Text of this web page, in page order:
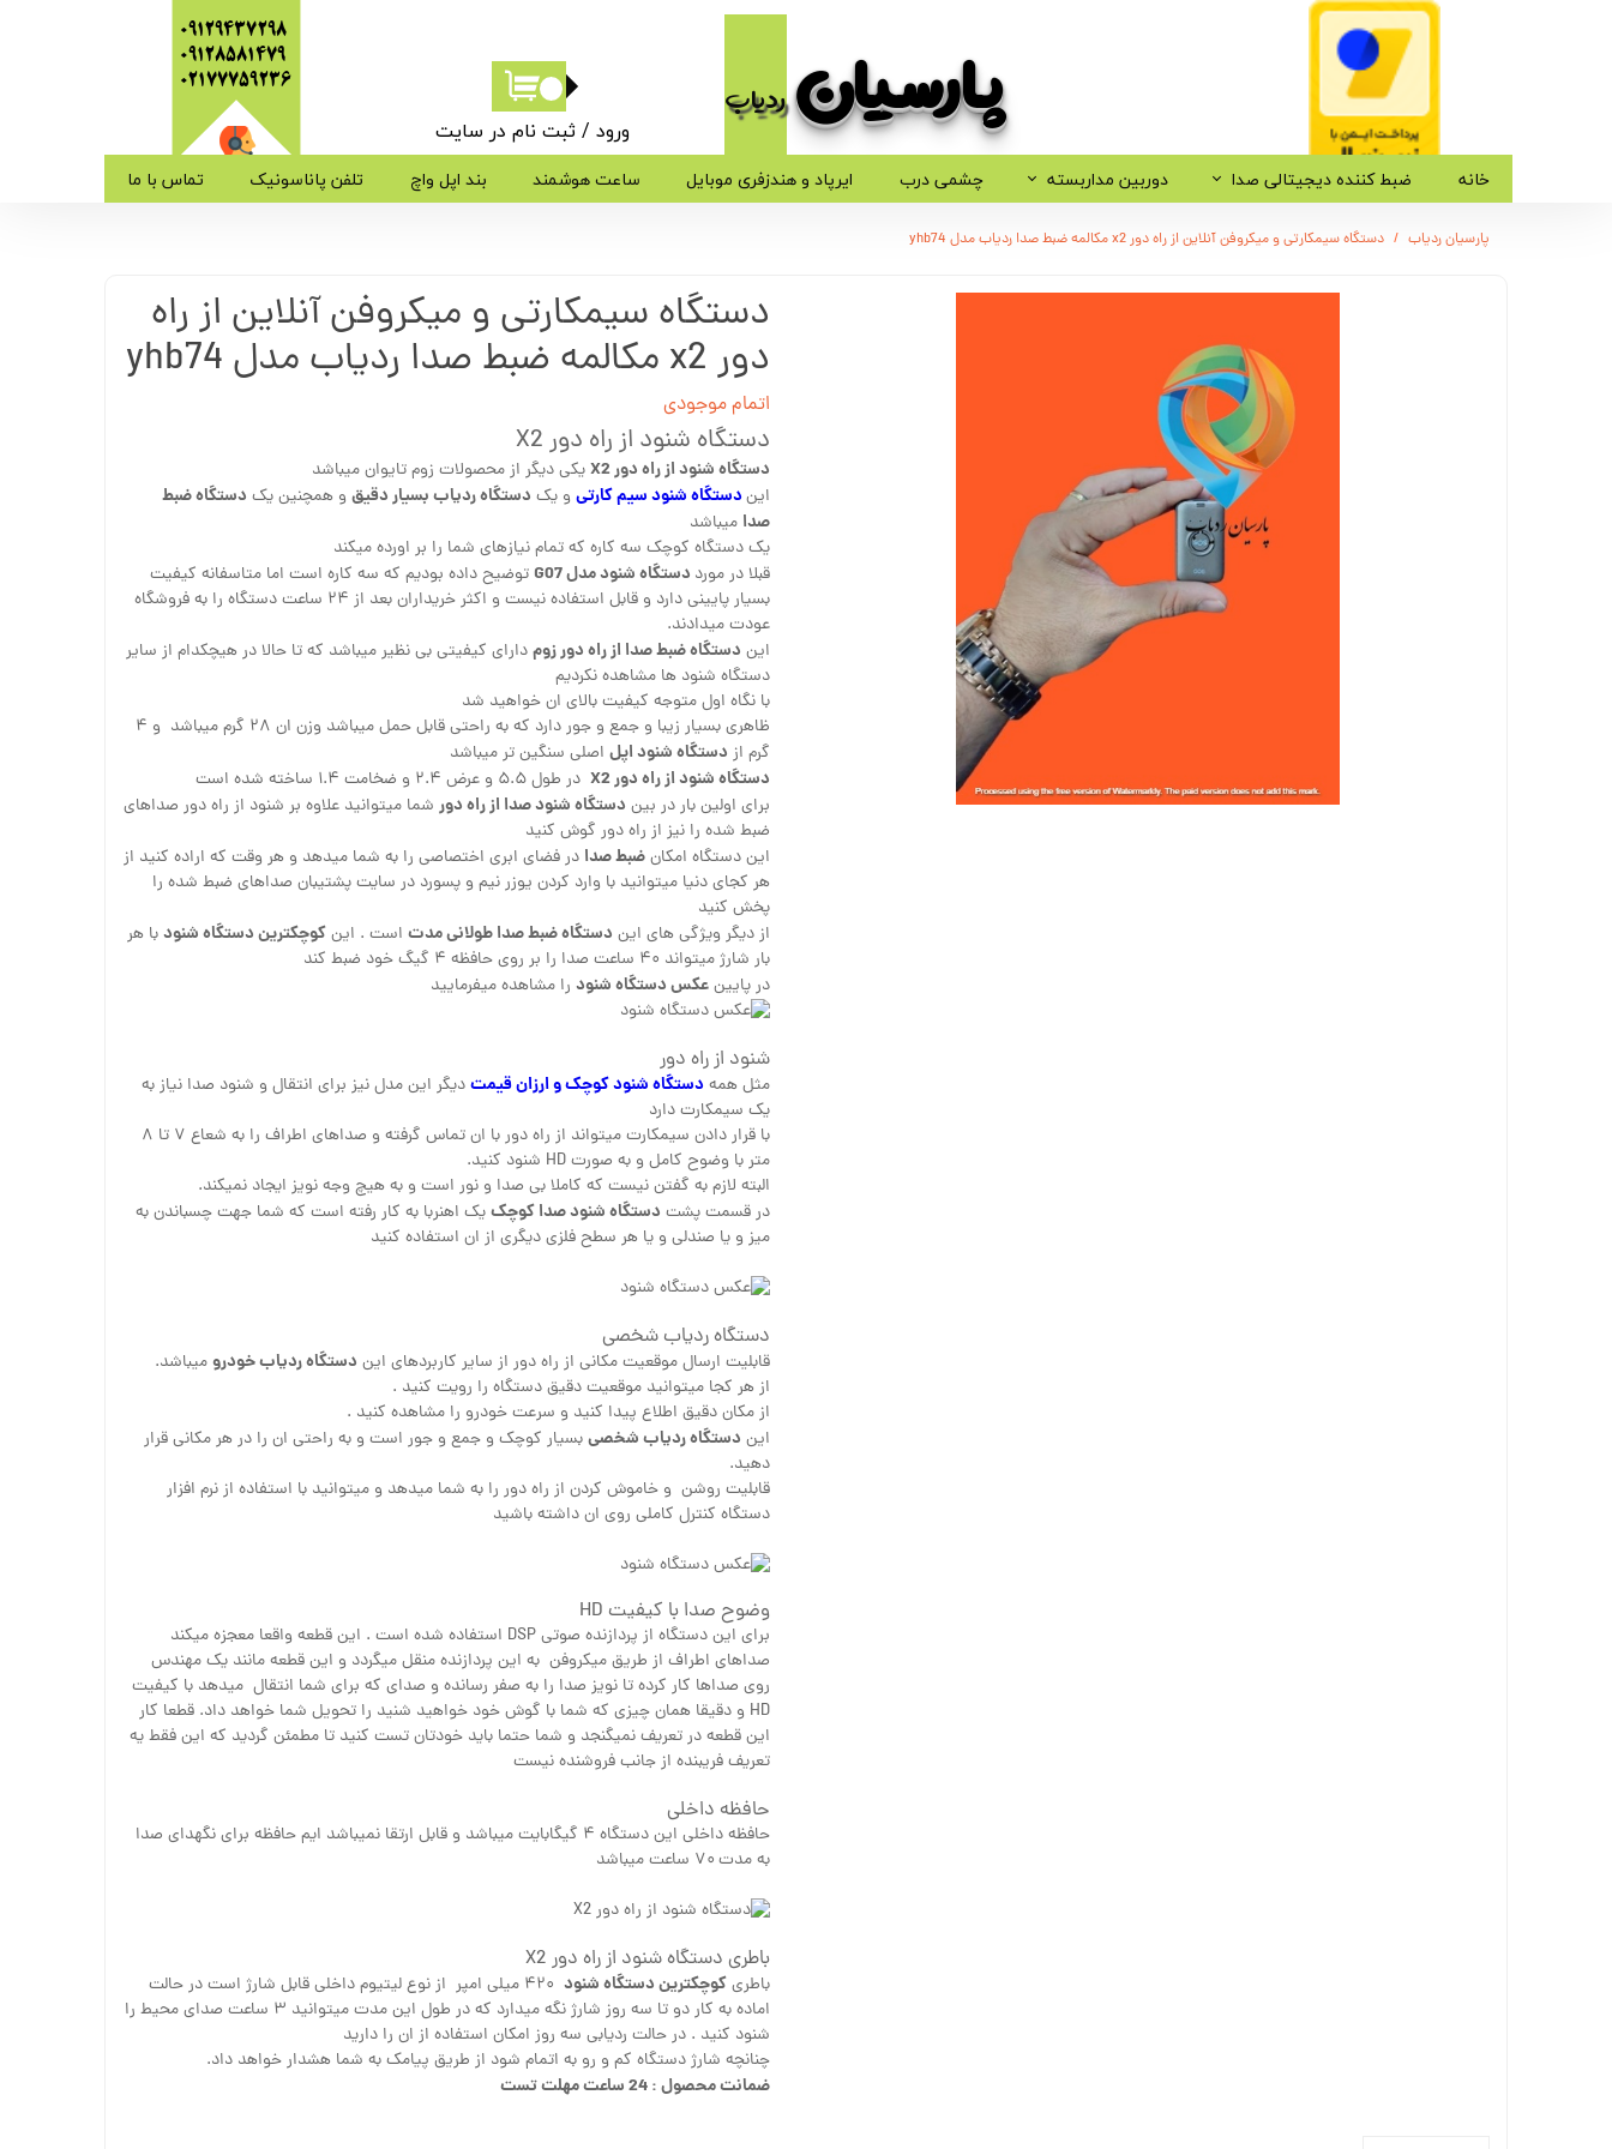
پارسیان​​​​​​​ردیاب
09129437298
09128581479
​​​​​​​02177759236
ورود /ثبت نام در سایت
حساب کاربری من
خروج از حساب کاربری
خانه ضبط کننده دیجیتالی صدا دوربین مداربسته چشمی درب ایرپاد و هندزفری موبایل ساعت هوشمند بند اپل واچ تلفن پاناسونیک تماس با ما
پارسیان ردیاب دستگاه سیمکارتی و میکروفن آنلاین از راه دور x2 مکالمه ضبط صدا ردیاب مدل yhb74
دستگاه سیمکارتی و میکروفن آنلاین از راه
دور x2 مکالمه ضبط صدا ردیاب مدل yhb74
اتمام موجودی
دستگاه شنود از راه دور X2
دستگاه شنود از راه دور X2
یکی دیگر از محصولات زوم تایوان میباشد
ایندستگاه شنود سیم کارتی و یک دستگاه ردیاب بسیار دقیق و همچنین یک دستگاه ضبط
صدا میباشد
یک دستگاه کوچک سه کاره که تمام نیازهای شما را بر اورده میکند
قبلا در مورد دستگاه شنود مدل G07
توضیح داده بودیم که سه کاره است اما متاسفانه کیفیت
بسیار پایینی دارد و قابل استفاده نیست و اکثر خریداران بعد از ۲۴ ساعت دستگاه را به فروشگاه
عودت میدادند.
این دستگاه ضبط صدا از راه دور زومدارای کیفیتی بی نظیر میباشد که تا حالا در هیچکدام از سایر
دستگاه شنود ها مشاهده نکردیم
با نگاه اول متوجه کیفیت بالای ان خواهید شد
ظاهری بسیار زیبا و جمع و جور دارد که به راحتی قابل حمل میباشد وزن ان ۲۸ گرم میباشد و ۴
گرم از دستگاه شنود اپل اصلی سنگین تر میباشد
دستگاه شنود از راه دور X2
در طول ۵.۵ و عرض ۲.۴ و ضخامت ۱.۴ ساخته شده است
برای اولین بار در بین دستگاه شنود صدا از راه دور شما میتوانید علاوه بر شنود از راه دور صداهای
ضبط شده را نیز از راه دور گوش کنید
این دستگاه امکانضبط صدا در فضای ابری اختصاصی را به شما میدهد و هر وقت که اراده کنید از
هر کجای دنیا میتوانید با وارد کردن یوزر نیم و پسورد در سایت پشتیبان صداهای ضبط شده را
پخش کنید
از دیگر ویژگی های این دستگاه ضبط صدا طولانی مدت است . اینکوچکترین دستگاه شنودبا هر
بار شارژ میتواند ۴۰ ساعت صدا را بر روی حافظه ۴ گیگ خود ضبط کند
در پایینعکس دستگاه شنود را مشاهده میفرمایید
شنود از راه دور
مثل همهدستگاه شنود کوچک و ارزان قیمتدیگر این مدل نیز برای انتقال و شنود صدا نیاز به
یک سیمکارت دارد
با قرار دادن سیمکارت میتواند از راه دور با ان تماس گرفته و صداهای اطراف را به شعاع ۷ تا ۸
متر با وضوح کامل و به صورت HD شنود کنید.
البته لازم به گفتن نیست که کاملا بی صدا و نور است و به هیچ وجه نویز ایجاد نمیکند.
در قسمت پشت دستگاه شنود صدا کوچکیک اهنربا به کار رفته است که شما جهت چسباندن به
میز و یا صندلی و یا هر سطح فلزی دیگری از ان استفاده کنید
دستگاه ردیاب شخصی
قابلیت ارسال موقعیت مکانی از راه دور از سایر کاربردهای این دستگاه ردیاب خودرومیباشد.
از هر کجا میتوانید موقعیت دقیق دستگاه را رویت کنید .
از مکان دقیق اطلاع پیدا کنید و سرعت خودرو را مشاهده کنید .
این دستگاه ردیاب شخصیبسیار کوچک و جمع و جور است و به راحتی ان را در هر مکانی قرار
دهید.
قابلیت روشن و خاموش کردن از راه دور را به شما میدهد و میتوانید با استفاده از نرم افزار
دستگاه کنترل کاملی روی ان داشته باشید
وضوح صدا با کیفیت HD
برای این دستگاه از پردازنده صوتی DSP استفاده شده است . این قطعه واقعا معجزه میکند
صداهای اطراف از طریق میکروفن به این پردازنده منقل میگردد و این قطعه مانند یک مهندس
روی صداها کار کرده تا نویز صدا را به صفر رسانده و صدای که برای شما انتقال میدهد با کیفیت
HD و دقیقا همان چیزی که شما با گوش خود خواهید شنید را تحویل شما خواهد داد. قطعا کار
این قطعه در تعریف نمیگنجد و شما حتما باید خودتان تست کنید تا مطمئن گردید که این فقط یه
تعریف فریبنده از جانب فروشنده نیست
حافظه داخلی
حافظه داخلی این دستگاه ۴ گیگابایت میباشد و قابل ارتقا نمیباشد ایم حافظه برای نگهدای صدا
به مدت ۷۰ ساعت میباشد
باطری دستگاه شنود از راه دور X2
باطریکوچکترین دستگاه شنود
۴۲۰ میلی امپر از نوع لیتیوم داخلی قابل شارژ است در حالت
اماده به کار دو تا سه روز شارژ نگه میدارد که در طول این مدت میتوانید ۳ ساعت صدای محیط را
شنود کنید . در حالت ردیابی سه روز امکان استفاده از ان را دارید
چنانچه شارژ دستگاه کم و رو به اتمام شود از طریق پیامک به شما هشدار خواهد داد.
ضمانت محصول : 24 ساعت مهلت تست